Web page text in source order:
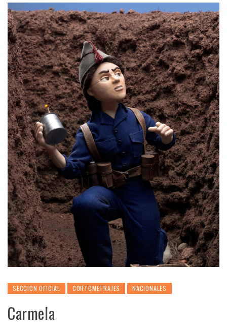
SECCION OFICIAL CORTOMETRAJES NACIONALES
Carmela